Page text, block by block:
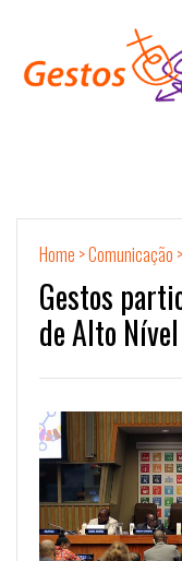
Home >Comunicação >
Gestos
de Alto